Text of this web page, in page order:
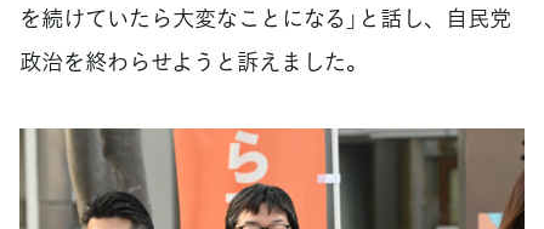
を続けていたら大変なことになる」と話し、自民党
政治を終わらせようと訴えました。